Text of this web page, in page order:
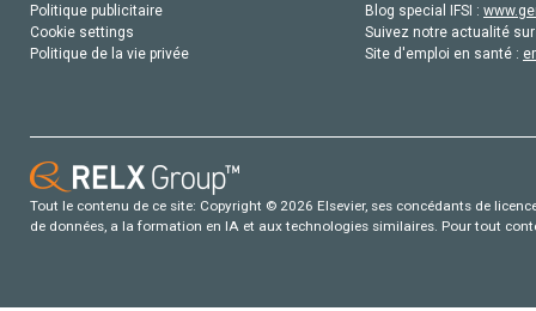
Politique publicitaire
Cookie settings
Politique de la vie privée
Blog special IFSI :
Suivez notre actualité
Site d'emploi en santé :
Tout le contenu de ce site: Copyright © 2026 Elsevier, ses concédants de
de données, a la formation en IA et aux technologies similaires. Pour tout